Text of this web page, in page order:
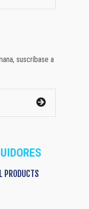
suscríbase a
PRODUCTS